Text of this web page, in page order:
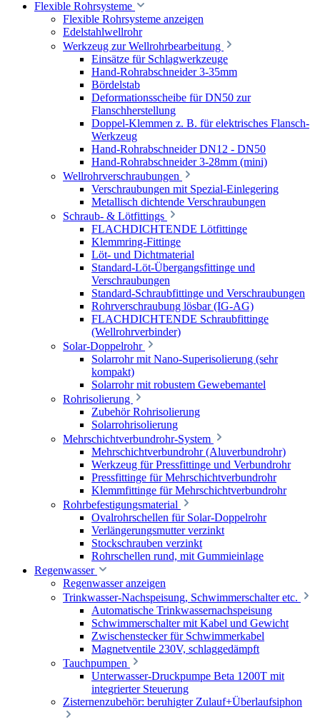
Flexible Rohrsysteme
Flexible Rohrsysteme anzeigen
Edelstahlwellrohr
Werkzeug zur Wellrohrbearbeitung
Einsätze für Schlagwerkzeuge
Hand-Rohrabschneider 3-35mm
Bördelstab
Deformationsscheibe für DN50 zur
Flanschherstellung
Doppel-Klemmen z. B. für elektrisches Flansch-
Werkzeug
Hand-Rohrabschneider DN12 - DN50
Hand-Rohrabschneider 3-28mm (mini)
Wellrohrverschraubungen
Verschraubungen mit Spezial-Einlegering
Metallisch dichtende Verschraubungen
Schraub- & Lötfittings
FLACHDICHTENDE Lötfittinge
Klemmring-Fittinge
Löt- und Dichtmaterial
Standard-Löt-Übergangsfittinge und
Verschraubungen
Standard-Schraubfittinge und Verschraubungen
Rohrverschraubung lösbar (IG-AG)
FLACHDICHTENDE Schraubfittinge
(Wellrohrverbinder)
Solar-Doppelrohr
Solarrohr mit Nano-Superisolierung (sehr
kompakt)
Solarrohr mit robustem Gewebemantel
Rohrisolierung
Zubehör Rohrisolierung
Solarrohrisolierung
Mehrschichtverbundrohr-System
Mehrschichtverbundrohr (Aluverbundrohr)
Werkzeug für Pressfittinge und Verbundrohr
Pressfittinge für Mehrschichtverbundrohr
Klemmfittinge für Mehrschichtverbundrohr
Rohrbefestigungsmaterial
Ovalrohrschellen für Solar-Doppelrohr
Verlängerungsmutter verzinkt
Stockschrauben verzinkt
Rohrschellen rund, mit Gummieinlage
Regenwasser
Regenwasser anzeigen
Trinkwasser-Nachspeisung, Schwimmerschalter etc.
Automatische Trinkwassernachspeisung
Schwimmerschalter mit Kabel und Gewicht
Zwischenstecker für Schwimmerkabel
Magnetventile 230V, schlaggedämpft
Tauchpumpen
Unterwasser-Druckpumpe Beta 1200T mit
integrierter Steuerung
Zisternenzubehör: beruhigter Zulauf+Überlaufsiphon